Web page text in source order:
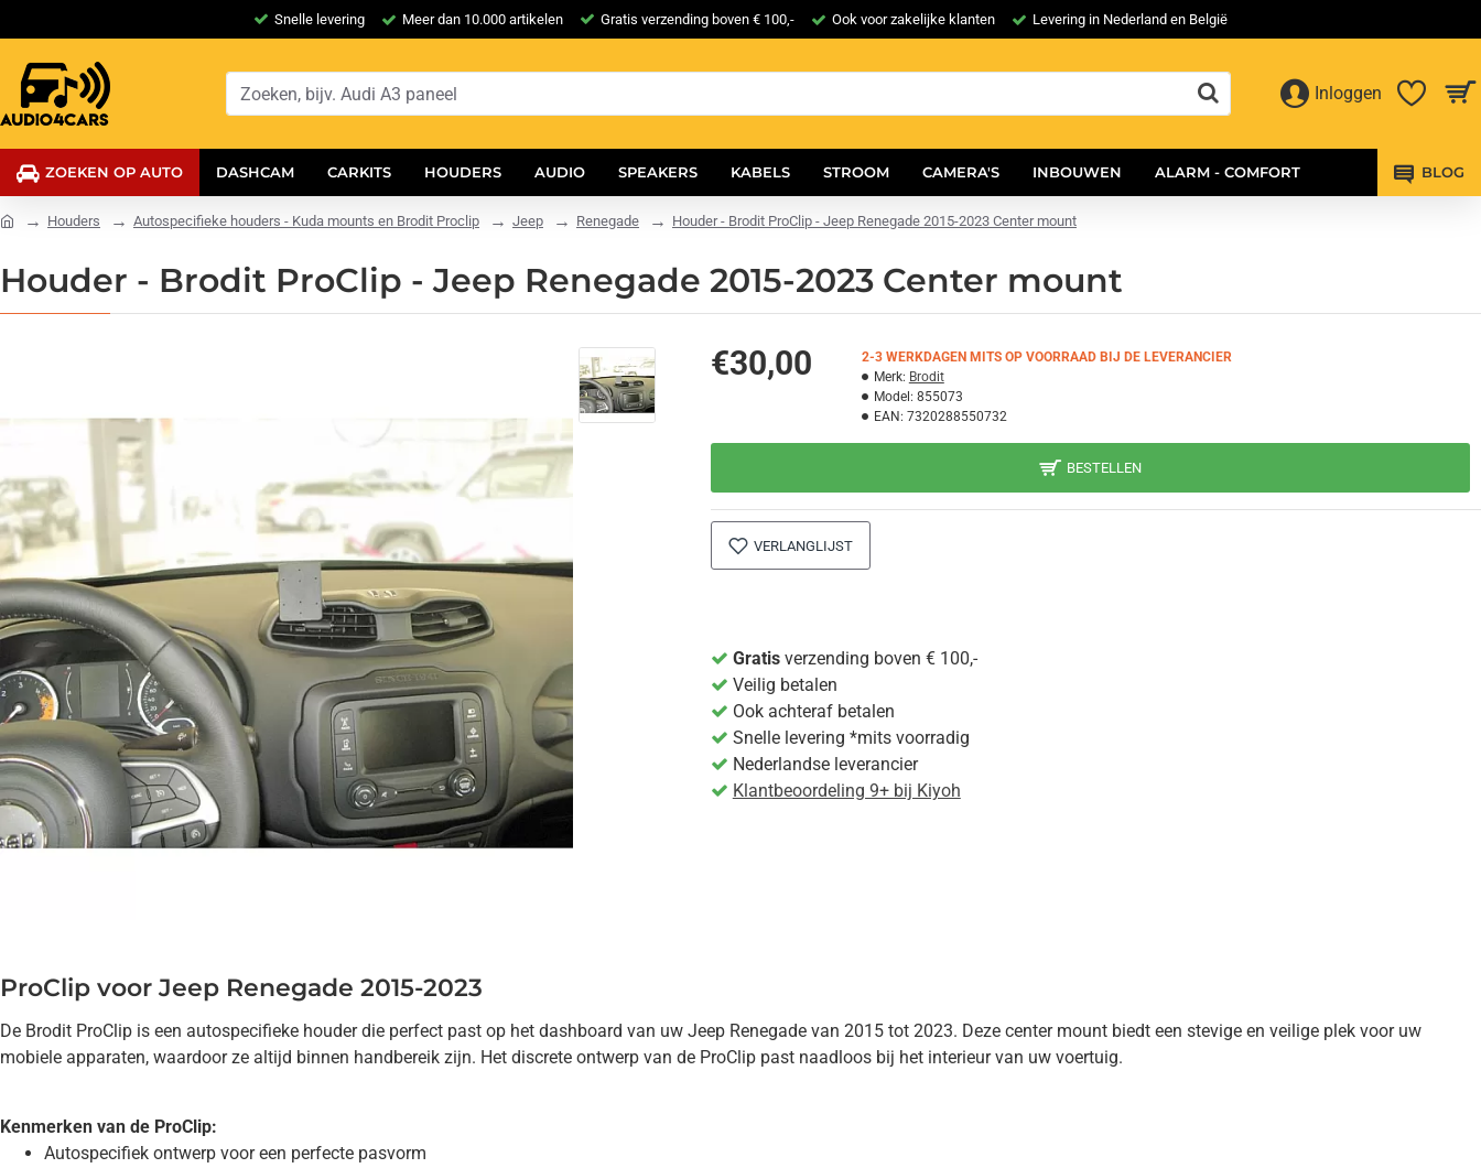
Snelle levering Meer dan 10.000 artikelen Gratis verzending boven € 100,- Ook voor zakelijke klanten Levering in Nederland en België
Inloggen
ZOEKEN OP AUTO DASHCAM CARKITS HOUDERS AUDIO SPEAKERS KABELS STROOM CAMERA'S INBOUWEN ALARM - COMFORT BLOG
Houders Autospecifieke houders - Kuda mounts en Brodit Proclip Jeep Renegade Houder - Brodit ProClip - Jeep Renegade 2015-2023 Center mount
Houder - Brodit ProClip - Jeep Renegade 2015-2023 Center mount
€30,00
2-3 WERKDAGEN MITS OP VOORRAAD BIJ DE LEVERANCIER
Merk: Brodit
Model: 855073
EAN: 7320288550732
BESTELLEN
VERLANGLIJST
Gratisverzending boven € 100,-
Veilig betalen
Ook achteraf betalen
Snelle levering *mits voorradig
Nederlandse leverancier
Klantbeoordeling 9+ bij Kiyoh
ProClip voor Jeep Renegade 2015-2023
De Brodit ProClip is een autospecifieke houder die perfect past op het dashboard van uw Jeep Renegade van 2015 tot 2023. Deze center mount biedt een stevige en veilige plek voor uw
mobiele apparaten, waardoor ze altijd binnen handbereik zijn. Het discrete ontwerp van de ProClip past naadloos bij het interieur van uw voertuig.
Kenmerken van de ProClip:
Autospecifiek ontwerp voor een perfecte pasvorm